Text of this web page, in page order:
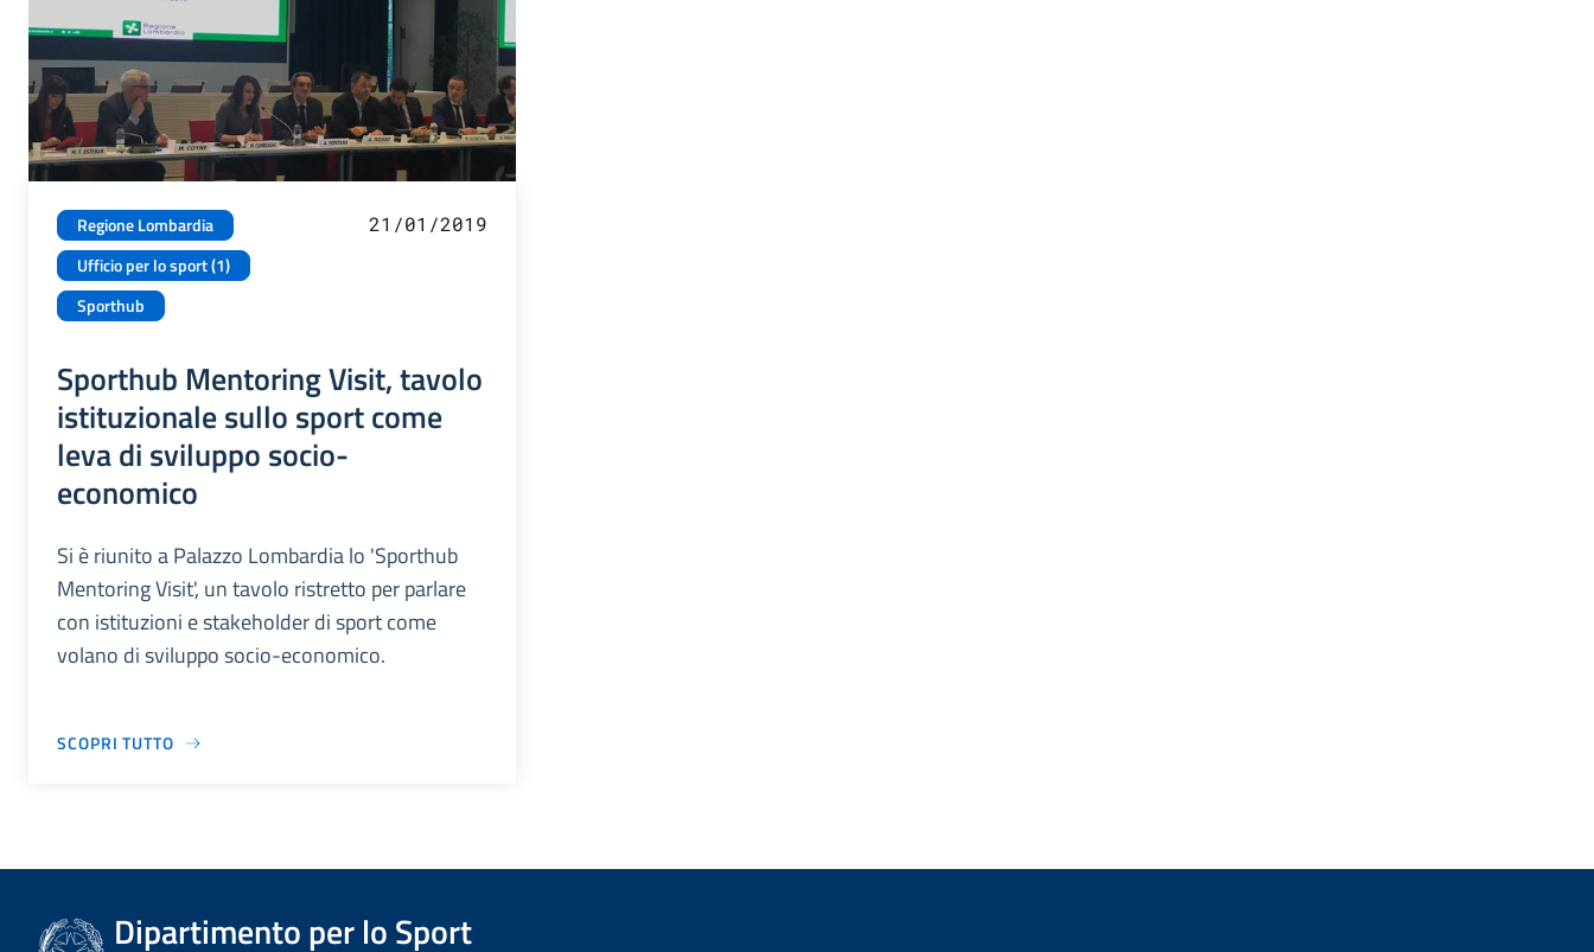
Regione Lombardia
Ufficio per lo sport (1)
Sporthub
21/01/2019
Sporthub Mentoring Visit, tavolo
istituzionale sullo sport come
leva di sviluppo socio-
economico
Si è riunito a Palazzo Lombardia lo 'Sporthub
Mentoring Visit', un tavolo ristretto per parlare
con istituzioni e stakeholder di sport come
volano di sviluppo socio-economico.
SCOPRI TUTTO
Dipartimento per lo Sport